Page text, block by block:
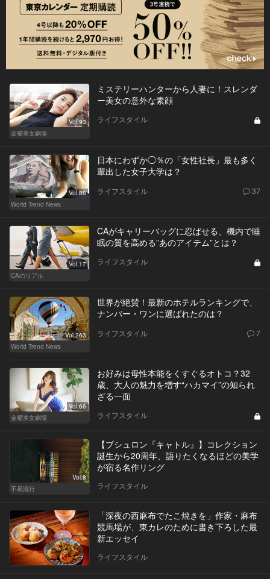
Vol.93
金曜美女劇場
ミステリーハンターから人妻に！スレンダ
ー美女の意外な素顔
ライフスタイル
Vol.88
World Trend News
日本にわずか◯％の「女性社長」最も多く
輩出した女子大学は？
ライフスタイル 37
Vol.17
CAのリアル
CAがキャリーバッグに忍ばせる、機内で睡
眠の質を高める”あのアイテム”とは？
ライフスタイル
Vol.263
World Trend News
世界が絶賛！最新のホテルランキングで、
ナンバー・ワンに選ばれたのは？
ライフスタイル 7
Vol.66
金曜美女劇場
お好みは母性本能をくすぐるオトコ？32
歳、大人の魅力を増す“ハカマイ”の知られ
ざる一面
ライフスタイル
Vol.8
不易流行
【ブシュロン『キャトル』】コレクション
誕生から20周年、語りたくなるほどの美学
が宿る名作リング
ライフスタイル
「深夜の西麻布でたこ焼きを」作家・麻布
競馬場が、東カレのために書き下ろした最
新エッセイ
ライフスタイル